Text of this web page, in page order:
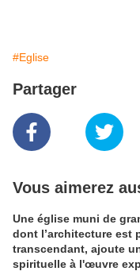
#Eglise
Partager
Vous aimerez
Une église muni de
dont l’architecture est
transcendant, ajoute
spirituelle à l'œuvre